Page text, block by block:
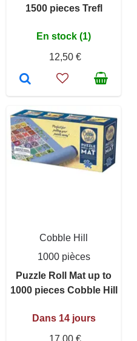
1500 pieces Trefl
En stock (1)
12,50 €
Cobble Hill
1000 pièces
Puzzle Roll Mat up to
1000 pieces Cobble Hill
Dans 14 jours